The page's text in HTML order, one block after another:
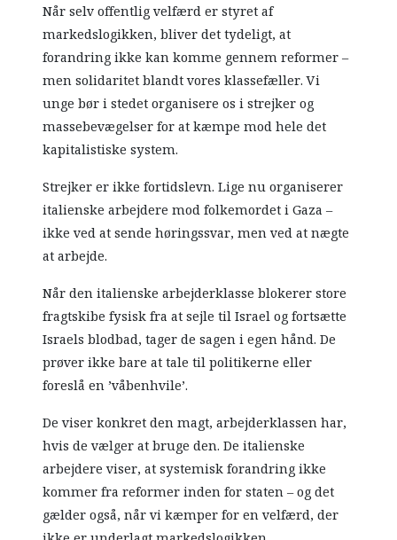
Når selv offentlig velfærd er styret af
markedslogikken, bliver det tydeligt, at
forandring ikke kan komme gennem reformer –
men solidaritet blandt vores klassefæller. Vi
unge bør i stedet organisere os i strejker og
massebevægelser for at kæmpe mod hele det
kapitalistiske system.
Strejker er ikke fortidslevn. Lige nu organiserer
italienske arbejdere mod folkemordet i Gaza –
ikke ved at sende høringssvar, men ved at nægte
at arbejde.
Når den italienske arbejderklasse blokerer store
fragtskibe fysisk fra at sejle til Israel og fortsætte
Israels blodbad, tager de sagen i egen hånd. De
prøver ikke bare at tale til politikerne eller
foreslå en ’våbenhvile’.
De viser konkret den magt, arbejderklassen har,
hvis de vælger at bruge den. De italienske
arbejdere viser, at systemisk forandring ikke
kommer fra reformer inden for staten – og det
gælder også, når vi kæmper for en velfærd, der